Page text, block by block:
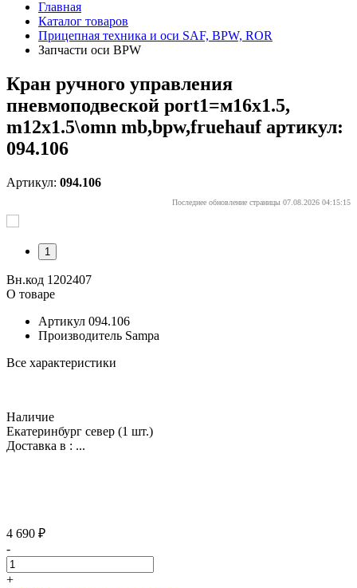
Главная
Каталог товаров
Прицепная техника и оси SAF, BPW, ROR
Запчасти оси BPW
Кран ручного управления
пневмоподвеской port1=м16x1.5,
m12x1.5\omn mb,bpw,fruehauf артикул:
094.106
Артикул: 094.106
Последнее обновление страницы 07.08.2026 04:15:15
1
Вн.код 1202407
О товаре
Артикул 094.106
Производитель Sampa
Все характеристики
Наличие
Екатеринбург север (1 шт.)
Доставка в : ...
4 690 ₽
-
+